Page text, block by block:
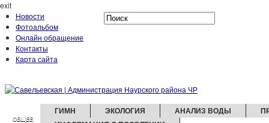
exit
Новости
Фотоальбом
Онлайн обращение
Контакты
Карта сайта
ОБЩЕЕ
ГИМН ЭКОЛОГИЯ АНАЛИЗ ВОДЫ